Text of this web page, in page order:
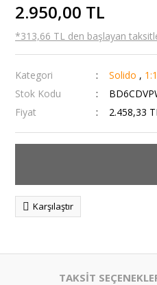
2.950,00 TL
*313,66 TL den başlayan
Kategori Solido ,
Stok Kodu
Fiyat
2.458,33
Karşılaştır
TAKSİT